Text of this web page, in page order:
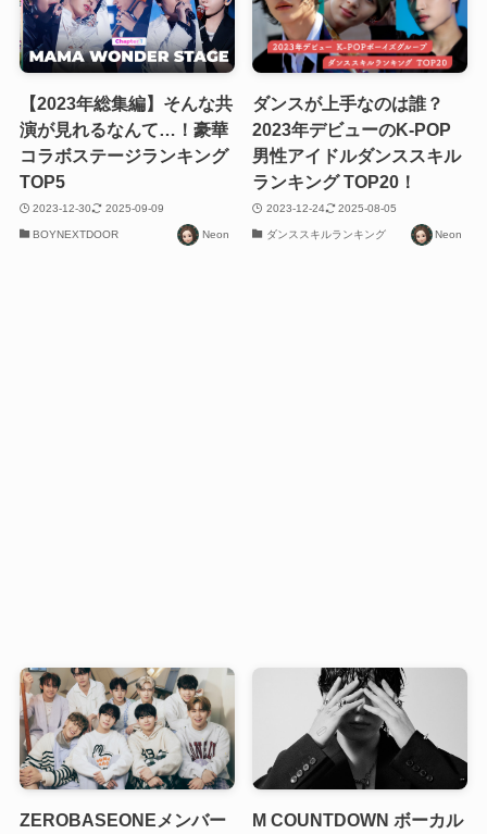
【2023年総集編】そんな共
演が見れるなんて…！豪華
コラボステージランキング
TOP5
2023-12-30 2025-09-09
BOYNEXTDOOR Neon
ダンスが上手なのは誰？
2023年デビューのK-POP
男性アイドルダンススキル
ランキング TOP20！
2023-12-24 2025-08-05
ダンススキルランキング Neon
ZEROBASEONEメンバー
M COUNTDOWN ボーカル